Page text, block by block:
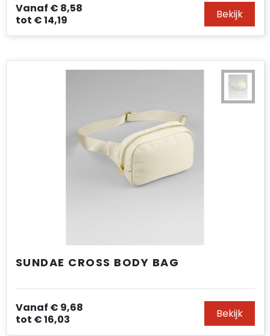
Vanaf € 8,58
tot € 14,19 Bekijk
SUNDAE CROSS BODY BAG
Vanaf € 9,68
tot € 16,03 Bekijk